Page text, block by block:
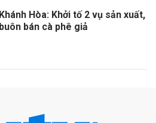
Khánh Hòa: Khởi tố 2 vụ sản xuất,
buôn bán cà phê giả